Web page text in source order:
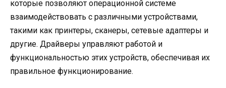
которые позволяют операционной системе
взаимодействовать с различными устройствами,
такими как принтеры, сканеры, сетевые адаптеры и
другие. Драйверы управляют работой и
функциональностью этих устройств, обеспечивая их
правильное функционирование.